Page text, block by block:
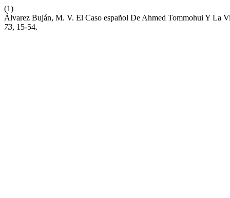
(1)
Álvarez Buján, M. V. El Caso español De Ahmed Tommohui Y La
73, 15-54.